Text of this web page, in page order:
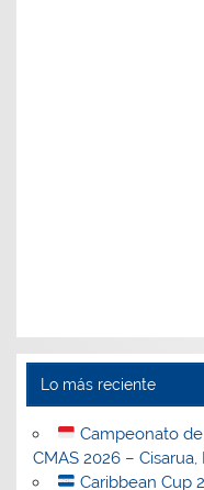
Lo más reciente
Campeonato
CMAS 2026 –
Caribbean Cup